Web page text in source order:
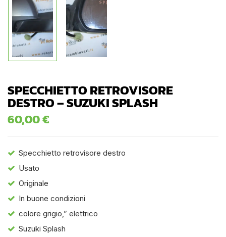
SPECCHIETTO RETROVISORE
DESTRO – SUZUKI SPLASH
60,00€
Specchietto retrovisore destro
Usato
Originale
In buone condizioni
colore grigio,” elettrico
Suzuki Splash